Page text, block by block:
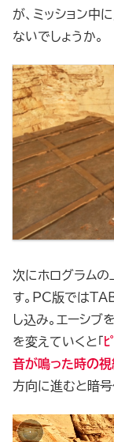
が、ミッション中
ないでしょうか。
次にホログラムの
す。PC版では
し込み。エーシブ
を変えていくと「ﾋ
音が鳴った時の
方向に進むと暗号